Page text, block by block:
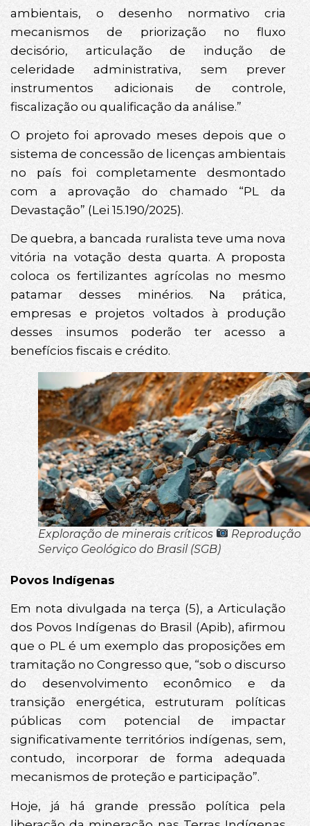
ambientais, o desenho normativo cria
mecanismos de priorização no fluxo
decisório, articulação de indução de
celeridade administrativa, sem prever
instrumentos adicionais de controle,
fiscalização ou qualificação da análise.”
O projeto foi aprovado meses depois que o
sistema de concessão de licenças ambientais
no país foi completamente desmontado
com a aprovação do chamado “PL da
Devastação” (Lei 15.190/2025).
De quebra, a bancada ruralista teve uma nova
vitória na votação desta quarta. A proposta
coloca os fertilizantes agrícolas no mesmo
patamar desses minérios. Na prática,
empresas e projetos voltados à produção
desses insumos poderão ter acesso a
benefícios fiscais e crédito.
Exploração de minerais críticos
Reprodução
Serviço Geológico do Brasil (SGB)
Povos Indígenas
Em nota divulgada na terça (5), a Articulação
dos Povos Indígenas do Brasil (Apib), afirmou
que o PL é um exemplo das proposições em
tramitação no Congresso que, “sob o discurso
do desenvolvimento econômico e da
transição energética, estruturam políticas
públicas com potencial de impactar
significativamente territórios indígenas, sem,
contudo, incorporar de forma adequada
mecanismos de proteção e participação”.
Hoje, já há grande pressão política pela